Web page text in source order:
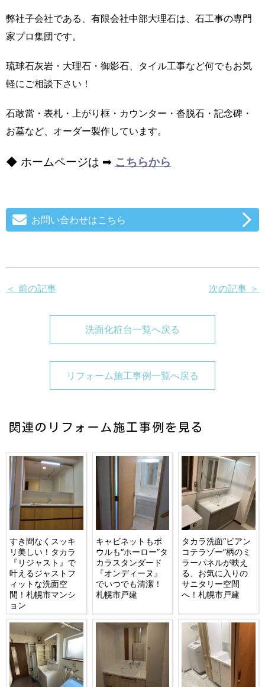
弊社子会社である、有限会社中部大理石は、石工事の専門
家プロ集団です。
琉球石灰岩・大理石・御影石、タイル工事など何でもお気
軽にご相談下さい！
石敢當・表札・上がり框・カウンター・沓脱石・記念碑・
お墓など、オーダー製作しています。
◆ ホームページは ➡ こちらから
お問い合わせはこちら
＜ 前の記事 次の記事 ＞
洗面化粧台一覧へ戻る
リフォーム施工事例一覧へ戻る
関連のリフォーム施工事例を見る
すき間なくスッキ
リ美しい！タカラ
『リジャスト』で
叶えるジャストフ
ィットな洗面空
間！札幌市マンシ
ョン
キャビネットもボ
ウルも“ホーロー”タ
カラスタンダード
『オンディーヌ』
でいつでも清潔！
札幌市戸建
タカラ洗面“ビアン
コテラゾー”柄のミ
ラーパネルが映え
る、お気に入りの
サニタリー空間
へ！札幌市戸建